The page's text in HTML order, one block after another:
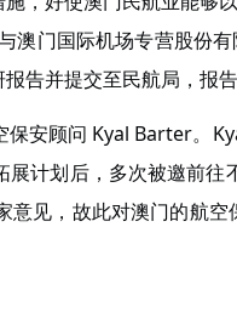
门国际机场专营股份
告并提交至民航局，报告
安顾问 Kyal Barter。
计划后，多次被邀前
见，故此对澳门的航